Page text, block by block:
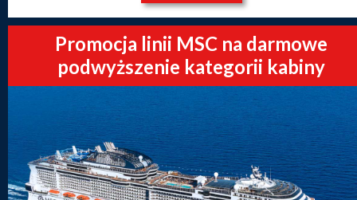
Promocja linii MSC na darmowe
podwyższenie kategorii kabiny